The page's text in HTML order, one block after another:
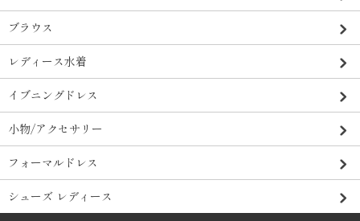
ブラウス
レディース水着
イブニングドレス
小物/アクセサリー
フォーマルドレス
シューズ レディース